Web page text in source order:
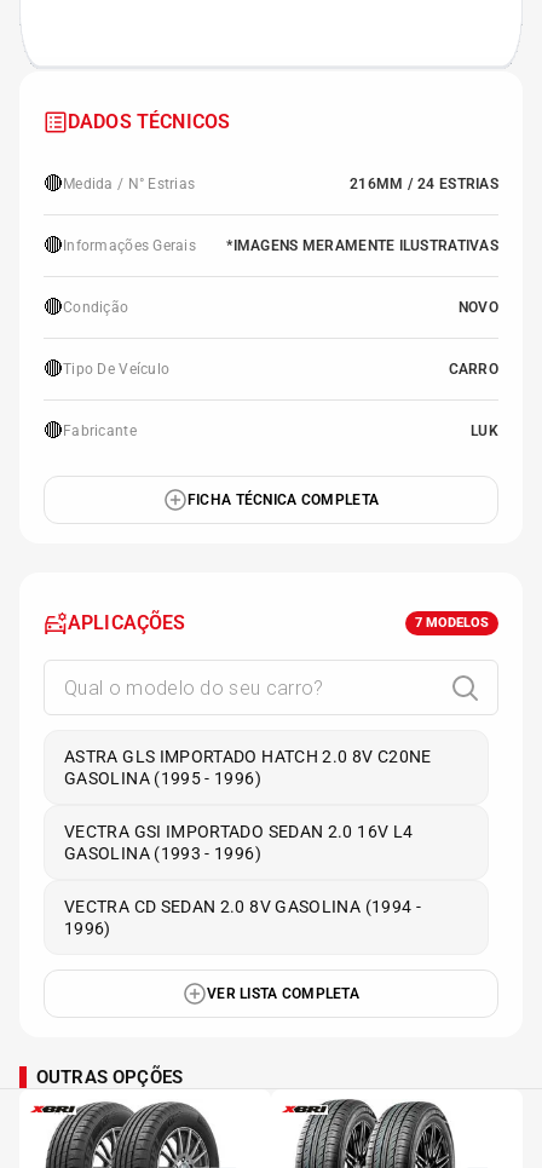
DADOS TÉCNICOS
🔴 Medida / N° Estrias 216MM / 24 ESTRIAS
🔴 Informações Gerais *IMAGENS MERAMENTE ILUSTRATIVAS
🔴Condição NOVO
🔴Tipo De Veículo CARRO
🔴 Fabricante LUK
FICHA TÉCNICA COMPLETA
APLICAÇÕES 7 MODELOS
ASTRA GLS IMPORTADO HATCH 2.0 8V C20NE
GASOLINA (1995 - 1996)
VECTRA GSI IMPORTADO SEDAN 2.0 16V L4
GASOLINA (1993 - 1996)
VECTRA CD SEDAN 2.0 8V GASOLINA (1994 -
1996)
VER LISTA COMPLETA
OUTRAS OPÇÕES